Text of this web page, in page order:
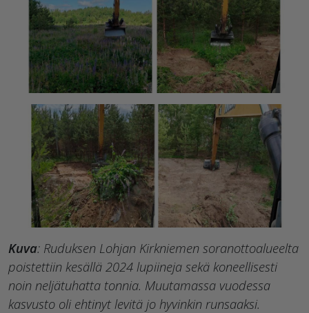
Kuva: Ruduksen Lohjan Kirkniemen soranottoalueelta
poistettiin kesällä 2024 lupiineja sekä koneellisesti
noin neljätuhatta tonnia. Muutamassa vuodessa
kasvusto oli ehtinyt levitä jo hyvinkin runsaaksi.